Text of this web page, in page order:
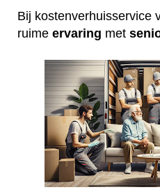
Bij kostenverhuisservice
ruime ervaring met